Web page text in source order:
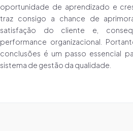
oportunidade de aprendizado e
traz consigo a chance de
satisfação do cliente e,
performance organizacional.
conclusões é um passo essencial
sistema de gestão da qualidade.